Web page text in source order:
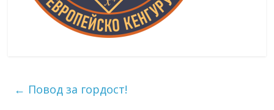
← Повод за гордост!